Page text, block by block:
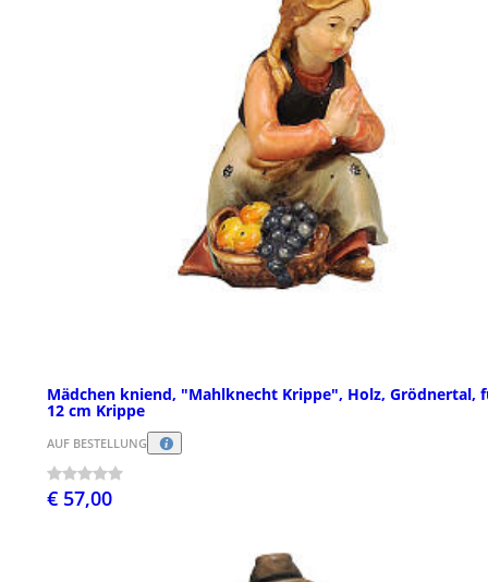
Mädchen kniend, "Mahlknecht Krippe", Holz, Grödnertal,
12 cm Krippe
AUF BESTELLUNG
€ 57,00